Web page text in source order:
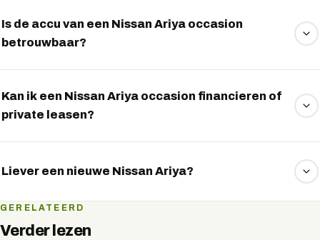
Is de accu van een Nissan Ariya occasion
betrouwbaar?
(State of Health) van elke elektrische occasion; de WLTP-
actieradius van dit model loopt op tot 536 km. Zo weet je
Kan ik een Nissan Ariya occasion financieren of
private leasen?
via private lease rijden. We vergelijken vrijblijvend de
Liever een nieuwe Nissan Ariya?
Dat kan ook. Bekijk de nieuwe Nissan Ariya met de actuele
specificaties en lease- en koopopties op de modelpagina.
GERELATEERD
Verder lezen